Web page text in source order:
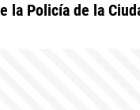
la Policía de la